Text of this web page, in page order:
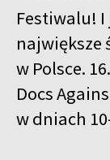
Festiwalu! I
w Polsce.
Docs
w dniach